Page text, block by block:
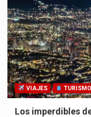
VIAJES TURISMO
Los imperdibles